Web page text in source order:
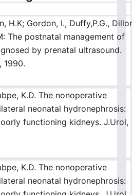
H.K; Gordon, I., Duffy,P.G.,
The postnatal management of
by prenatal ultrasound.
1990.
K.D. The nonoperative
neonatal hydronephrosis:
functioning kidneys. J.Urol,
K.D. The nonoperative
neonatal hydronephrosis: